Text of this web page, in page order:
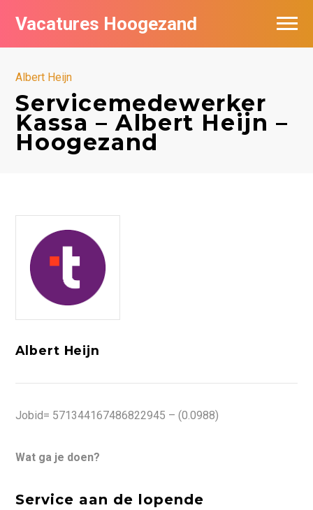
Vacatures Hoogezand
Albert Heijn
Servicemedewerker
Kassa – Albert Heijn –
Hoogezand
Albert Heijn
Jobid= 571344167486822945 – (0.0988)
Wat ga je doen?
Service aan de lopende
Vacatures per bedrijf
Nieuwsbrief feed